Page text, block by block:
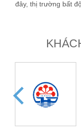
đây, thị trường bất